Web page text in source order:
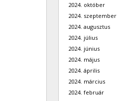
2024. október
2024. szeptember
2024. augusztus
2024. július
2024. június
2024. május
2024. április
2024. március
2024. február